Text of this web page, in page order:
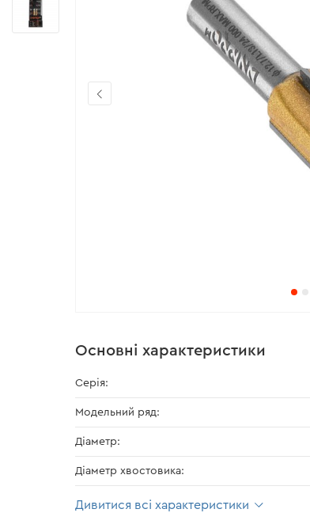
Основні характеристики
Серія:
Модельний ряд:
Діаметр:
Діаметр хвостовика:
Дивитися всі характеристики